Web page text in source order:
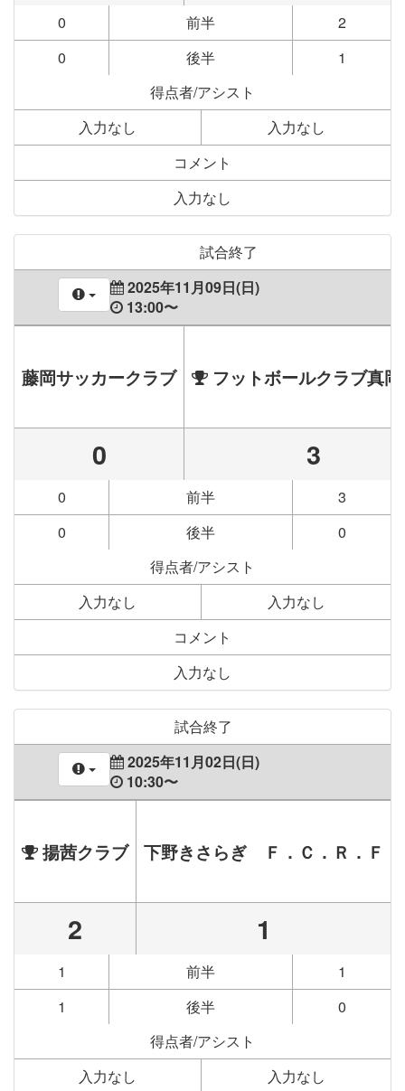
0 前半
2
0
後半
1
得点者/アシスト
入力なし
入力なし
コメント
入力なし
試合終了
2025年11月09日(日)
13:00〜
藤岡サッカークラブ フットボールクラブ真
0 3
0 前半
3
0
後半
0
得点者/アシスト
入力なし
入力なし
コメント
入力なし
試合終了
2025年11月02日(日)
10:30〜
揚茜クラブ 下野きさらぎ Ｆ．Ｃ．Ｒ．Ｆ
2 1
1 前半
1
1
後半
0
得点者/アシスト
入力なし
入力なし